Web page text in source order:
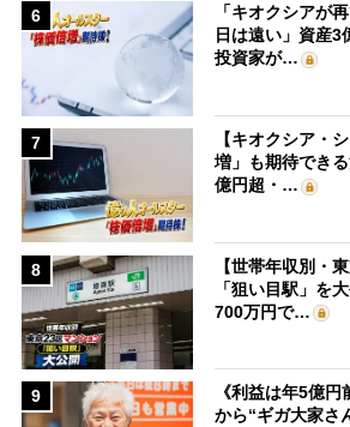
6
「キオクシアが
日は遠い」資産3
投資家が…
7
【キオクシア・
増」も期待でき
億円超・…
8
【世帯年収別・
「狙い目駅」を
700万円で…
9
《利益は年5億
から“ギガ大家さ